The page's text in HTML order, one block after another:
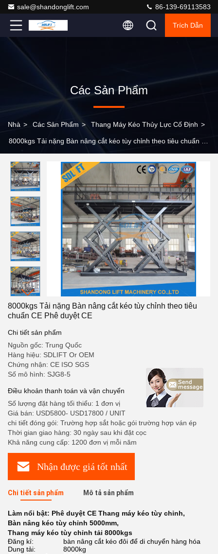
sale@shandonglift.com 86-139-69113583
Trích Dẫn
Các Sản Phẩm
Nhà > Các Sản Phẩm > Thang Máy Kéo Thủy Lực Cố Định >
8000kgs Tải nặng Bàn nâng cắt kéo tùy chỉnh theo tiêu chuẩn CE
8000kgs Tải nặng Bàn nâng cắt kéo tùy chỉnh theo tiêu
chuẩn CE Phê duyệt CE
Chi tiết sản phẩm
Nguồn gốc: Trung Quốc
Hàng hiệu: SDLIFT Or OEM
Chứng nhận: CE ISO SGS
Số mô hình: SJG8-5
Điều khoản thanh toán và vận chuyển
Số lượng đặt hàng tối thiểu: 1 đơn vị
Giá bán: USD5800- USD17800 / UNIT
chi tiết đóng gói: Trường hợp sắt hoặc gói trường hợp ván ép
Thời gian giao hàng: 30 ngày sau khi đặt cọc
Khả năng cung cấp: 1200 đơn vị mỗi năm
Nhận được giá tốt nhất
Chi tiết sản phẩm Mô tả sản phẩm
Làm nổi bật: Phê duyệt CE Thang máy kéo tùy chỉnh,
Bàn nâng kéo tùy chỉnh 5000mm,
Thang máy kéo tùy chỉnh tải 8000kgs
Đăng kí:
bàn nâng cắt kéo đôi để di chuyển hàng hóa
Dung tải:
8000kg